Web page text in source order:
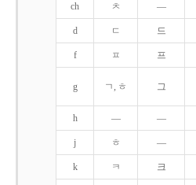
ch ㅊ ―
d ㄷ 드
f ㅍ 프
g ㄱ, ㅎ 그
h ― ―
j ㅎ ―
k ㅋ 크